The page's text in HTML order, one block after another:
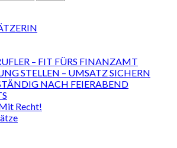
– FIT FÜRS FINANZAMT
STELLEN – UMSATZ SICHERN
NACH FEIERABEND
Recht!